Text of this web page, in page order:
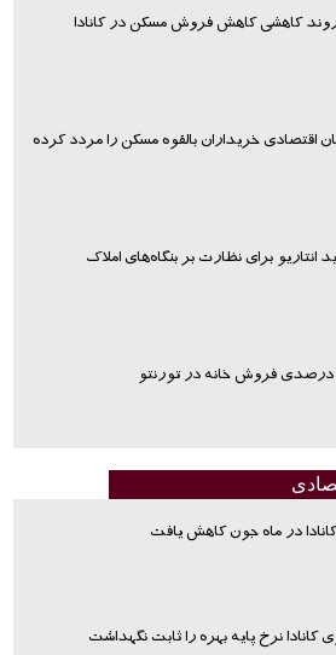
کاهشی کاهش فروش مسکن در کانادا
اقتصادی خریداران بالقوه مسکن را مردد کرده
انتاریو برای نظارت بر بنگاه‌های املاک
در ماه جون کاهش یافت
کانادا نرخ پایه بهره را ثابت نگهداشت